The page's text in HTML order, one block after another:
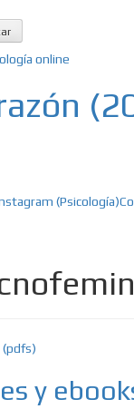
(Psicología)
y